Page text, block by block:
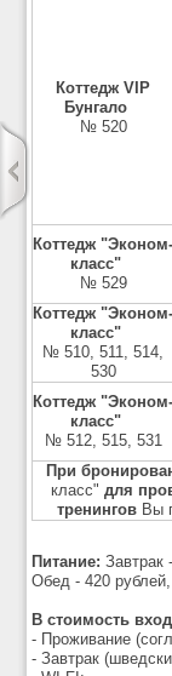
Коттедж VIP
Бунгало
№ 520
Коттедж "Эконом-
класс"
№ 529
Коттедж "Эконом-
класс"
№ 510, 511, 514,
530
Коттедж "Эконом-
класс"
№ 512, 515, 531
При
класс"для
тренингов Вы
Питание:Завтрак
Обед - 420
В стоимость
- Проживание
- Завтрак